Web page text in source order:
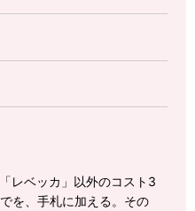
レベッカ」以外のコスト3
を、手札に加える。その